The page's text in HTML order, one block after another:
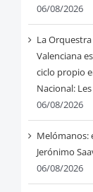
06/08/2026
La
Valenciana
ciclo propio
Nacional:
06/08/2026
Melómanos:
Jerónimo
06/08/2026